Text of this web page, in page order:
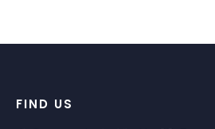
FIND US